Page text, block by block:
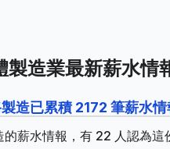
造業最新薪水情
造已累積 2172 筆薪水情
薪水情報，有 22 人認為